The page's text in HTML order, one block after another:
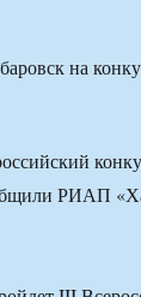
РИАП